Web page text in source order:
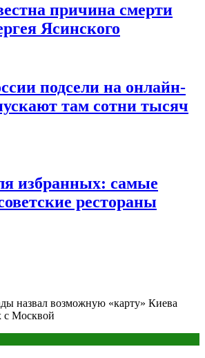
причина смерти
Ясинского
подсели на онлайн-
там сотни тысяч
избранных: самые
рестораны
назвал возможную «карту» Киева
с Москвой